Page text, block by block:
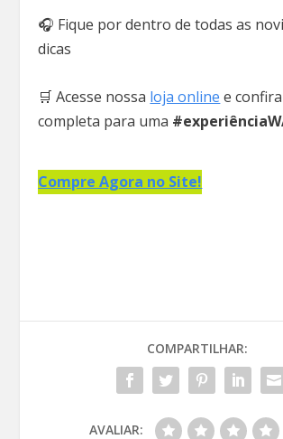
🎧 Fique por dentro de todas as
dicas
🛒 Acesse nossa loja online e
completa para uma
Compre Agora no Site!
COMPARTILHAR:
AVALIAR: